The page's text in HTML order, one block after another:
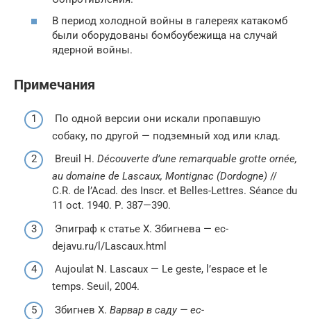
В период холодной войны в галереях катакомб
были оборудованы бомбоубежища на случай
ядерной войны.
Примечания
По одной версии они искали пропавшую
собаку, по другой — подземный ход или клад.
Breuil H. Découverte d’une remarquable grotte ornée,
au domaine de Lascaux, Montignac (Dordogne) //
C.R. de l’Acad. des Inscr. et Belles-Lettres. Séance du
11 oct. 1940. Р. 387—390.
Эпиграф к статье Х. Збигнева — ec-
dejavu.ru/l/Lascaux.html
Aujoulat N. Lascaux — Le geste, l’espace et le
temps. Seuil, 2004.
Збигнев Х. Варвар в саду — ec-